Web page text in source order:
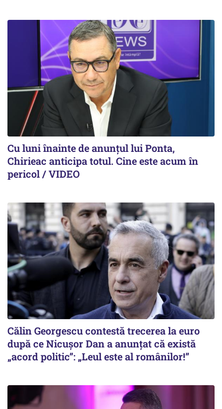
Cu luni înainte de anunțul lui Ponta,
Chirieac anticipa totul. Cine este acum în
pericol / VIDEO
Călin Georgescu contestă trecerea la euro
după ce Nicușor Dan a anunțat că există
„acord politic”: „Leul este al românilor!”